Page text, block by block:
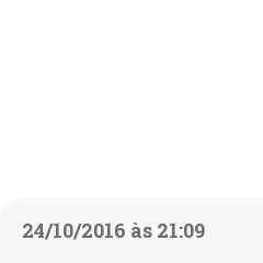
24/10/2016 às 21:09